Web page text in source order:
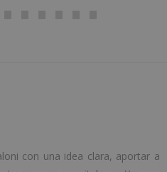
con una idea clara, aportar a